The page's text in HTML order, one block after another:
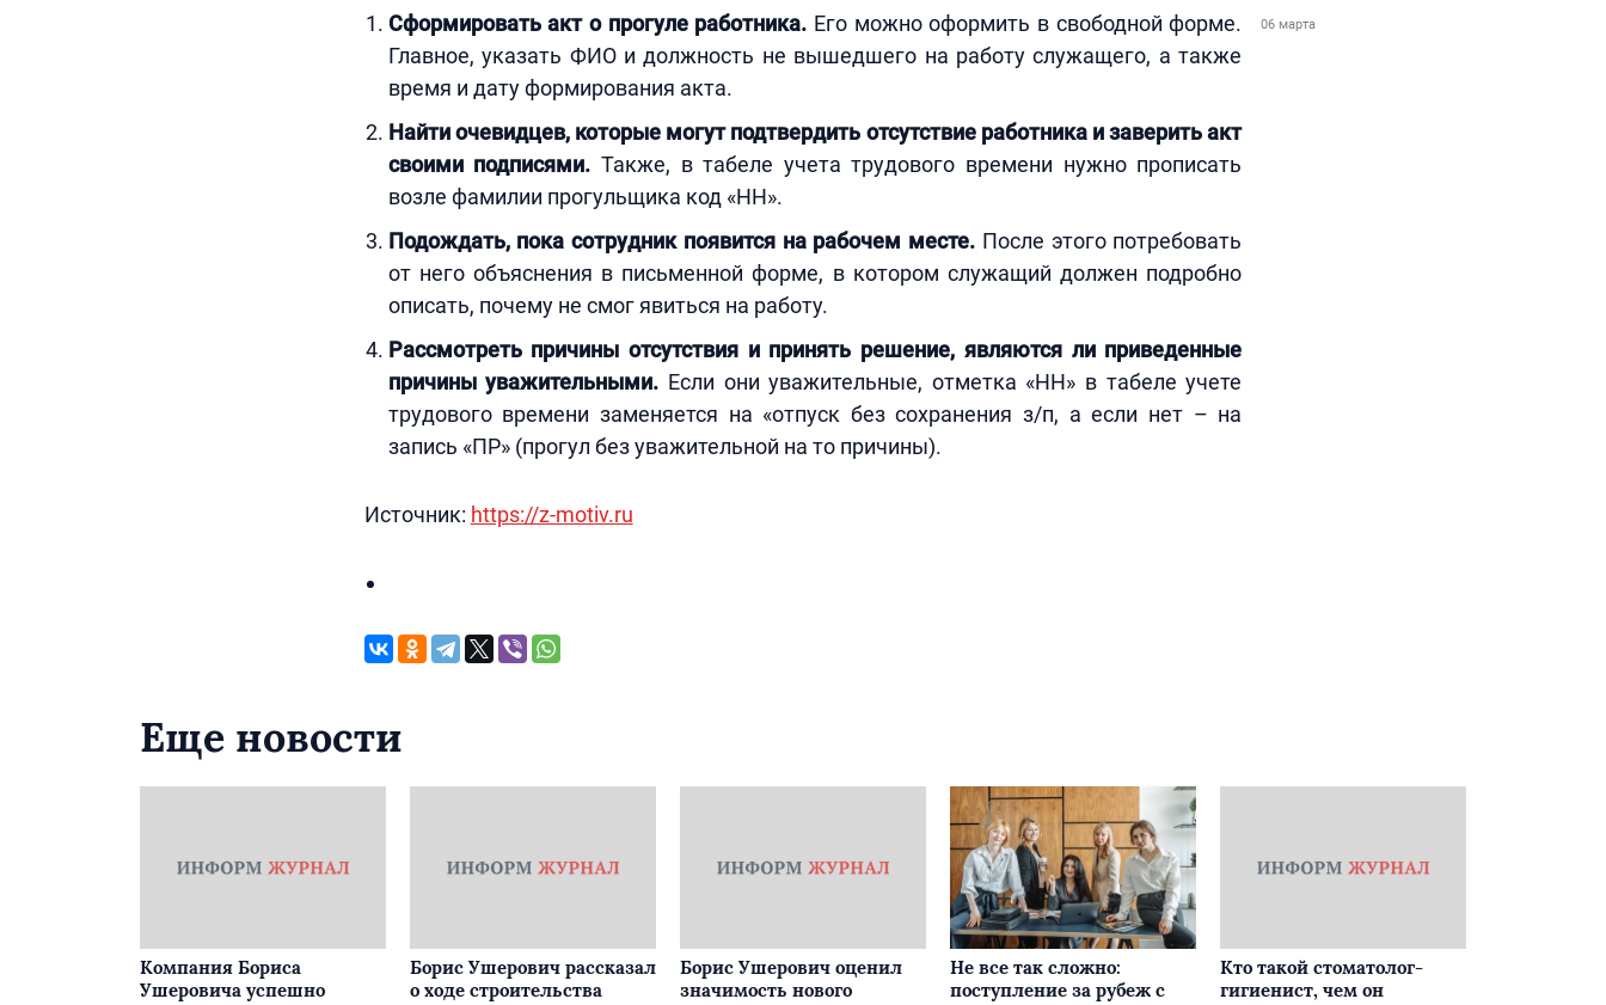
Сформировать акт о прогуле работника. Его можно оформить в свободной форме.
Главное, указать ФИО и должность не вышедшего на работу служащего, а также
время и дату формирования акта.
Найти очевидцев, которые могут подтвердить отсутствие работника и заверить акт
своими подписями. Также, в табеле учета трудового времени нужно прописать
возле фамилии прогульщика код «НН».
Подождать, пока сотрудник появится на рабочем месте. После этого потребовать
от него объяснения в письменной форме, в котором служащий должен подробно
описать, почему не смог явиться на работу.
Рассмотреть причины отсутствия и принять решение, являются ли приведенные
причины уважительными. Если они уважительные, отметка «НН» в табеле учете
трудового времени заменяется на «отпуск без сохранения з/п, а если нет – на
запись «ПР» (прогул без уважительной на то причины).
Источник: https://z-motiv.ru
06 марта
Еще новости
Компания Бориса
Ушеровича успешно
Борис Ушерович рассказал
о ходе строительства
Борис Ушерович оценил
значимость нового
Не все так сложно:
поступление за рубеж с
Кто такой стоматолог-
гигиенист, чем он